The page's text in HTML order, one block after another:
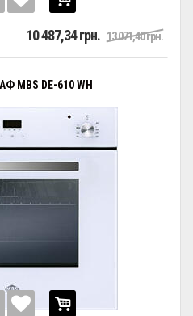
10 487,34 грн. 13 071,40 грн.
MBS DE-610 WH